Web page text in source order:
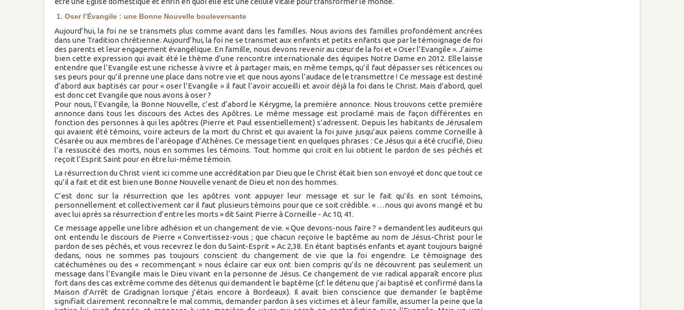
1. Oser l’Évangile : une Bonne Nouvelle bouleversante
Aujourd’hui, la foi ne se transmets plus comme avant dans les familles. Nous avions des familles profondément ancrées
dans une Tradition chrétienne. Aujourd’hui, la foi ne se transmet aux enfants et petits enfants que par le témoignage de foi
des parents et leur engagement évangélique. En famille, nous devons revenir au cœur de la foi et « Oser l’Evangile ». J’aime
bien cette expression qui avait été le thème d’une rencontre internationale des équipes Notre Dame en 2012. Elle laisse
entendre que l’Evangile est une richesse à vivre et à partager mais, en même temps, qu’il faut dépasser ses réticences ou
ses peurs pour qu’il prenne une place dans notre vie et que nous ayons l’audace de le transmettre ! Ce message est destiné
d’abord aux baptisés car pour « oser l’Evangile » il faut l’avoir accueilli et avoir déjà la foi dans le Christ. Mais d’abord, quel
est donc cet Evangile que nous avons à oser ?
Pour nous, l’Evangile, la Bonne Nouvelle, c’est d’abord le Kérygme, la première annonce. Nous trouvons cette première
annonce dans tous les discours des Actes des Apôtres. Le même message est proclamé mais de façon différentes en
fonction des personnes à qui les apôtres (Pierre et Paul essentiellement) s’adressent. Depuis les habitants de Jérusalem
qui avaient été témoins, voire acteurs de la mort du Christ et qui avaient la foi juive jusqu’aux païens comme Corneille à
Césarée ou aux membres de l’aréopage d’Athènes. Ce message tient en quelques phrases : Ce Jésus qui a été crucifié, Dieu
l’a ressuscité des morts, nous en sommes les témoins. Tout homme qui croit en lui obtient le pardon de ses péchés et
reçoit l’Esprit Saint pour en être lui-même témoin.
La résurrection du Christ vient ici comme une accréditation par Dieu que le Christ était bien son envoyé et donc que tout ce
qu’il a fait et dit est bien une Bonne Nouvelle venant de Dieu et non des hommes.
C’est donc sur la résurrection que les apôtres vont appuyer leur message et sur le fait qu’ils en sont témoins,
personnellement et collectivement car il faut plusieurs témoins pour que ce soit crédible. « …nous qui avons mangé et bu
avec lui après sa résurrection d’entre les morts » dit Saint Pierre à Corneille - Ac 10, 41.
Ce message appelle une libre adhésion et un changement de vie. « Que devons-nous faire ? » demandent les auditeurs qui
ont entendu le discours de Pierre « Convertissez-vous ; que chacun reçoive le baptême au nom de Jésus-Christ pour le
pardon de ses péchés, et vous recevrez le don du Saint-Esprit » Ac 2,38. En étant baptisés enfants et ayant toujours baigné
dedans, nous ne sommes pas toujours conscient du changement de vie que la foi engendre. Le témoignage des
catéchumènes ou des « recommençant » nous éclaire car eux ont bien compris qu’ils ne découvrent pas seulement un
message dans l’Evangile mais le Dieu vivant en la personne de Jésus. Ce changement de vie radical apparaît encore plus
fort dans des cas extrême comme des détenus qui demandent le baptême (cf. le détenu que j’ai baptisé et confirmé dans la
Maison d’Arrêt de Gradignan lorsque j’étais encore à Bordeaux). Il avait bien conscience que demander le baptême
signifiait clairement reconnaître le mal commis, demander pardon à ses victimes et à leur famille, assumer la peine que la